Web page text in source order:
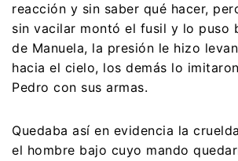
reacción y sin saber qué hacer,
sin vacilar montó el fusil y lo puso
de Manuela, la presión le hizo
hacia el cielo, los demás lo
Pedro con sus armas.
Quedaba así en evidencia la
el hombre bajo cuyo mando